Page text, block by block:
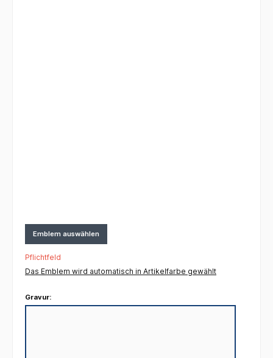
Emblem auswählen
Pflichtfeld
Das Emblem wird automatisch in Artikelfarbe gewählt
Gravur: